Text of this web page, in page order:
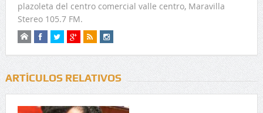
plazoleta del centro comercial valle centro, Maravilla
Stereo 105.7 FM.
ARTÍCULOS RELATIVOS